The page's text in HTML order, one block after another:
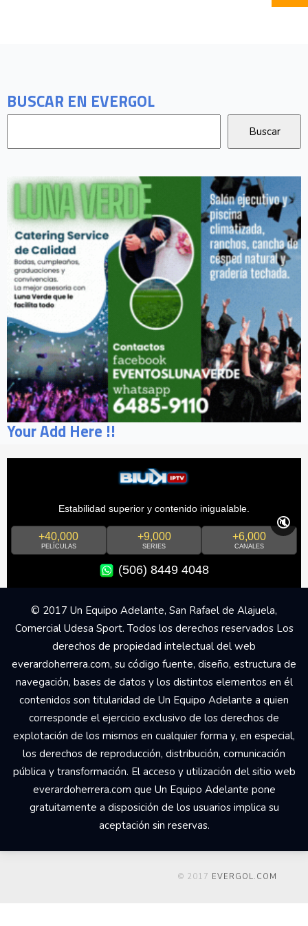
BUSCAR EN EVERGOL
Your Add Here !!
Estabilidad superior y contenido inigualable.
+40,000
PELÍCULAS
+9,000
SERIES
+6,000
CANALES
(506) 8449 4048
🔇
© 2017 Un Equipo Adelante, San Rafael de Alajuela,
Comercial Udesa Sport. Todos los derechos reservados Los
derechos de propiedad intelectual del web
everardoherrera.com, su código fuente, diseño, estructura de
navegación, bases de datos y los distintos elementos en él
contenidos son titularidad de Un Equipo Adelante a quien
corresponde el ejercicio exclusivo de los derechos de
explotación de los mismos en cualquier forma y, en especial,
los derechos de reproducción, distribución, comunicación
pública y transformación. El acceso y utilización del sitio web
everardoherrera.com que Un Equipo Adelante pone
gratuitamente a disposición de los usuarios implica su
aceptación sin reservas.
© 2017 EVERGOL.COM